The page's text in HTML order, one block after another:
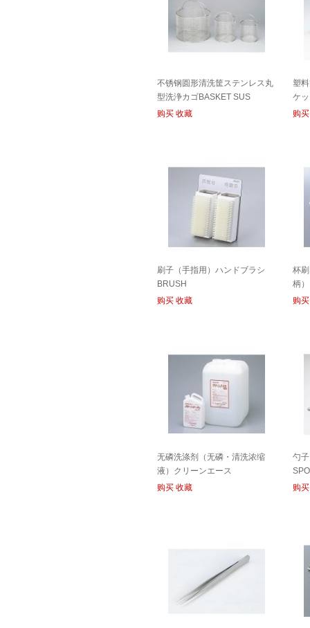
不锈钢圆形清洗筐ステンレス丸
型洗浄カゴBASKET SUS
购买 收藏
塑
ケ
购买
刷子（手指用）ハンドブラシ
BRUSH
购买 收藏
杯
柄
购买
无磷洗涤剂（无磷・清洗浓缩
液）クリーンエース
DETERGENT
购买 收藏
勺
购买